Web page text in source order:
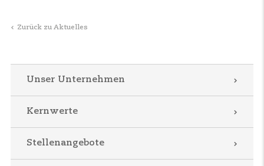
Zurück zu Aktuelles
Unser Unternehmen
Kernwerte
Stellenangebote